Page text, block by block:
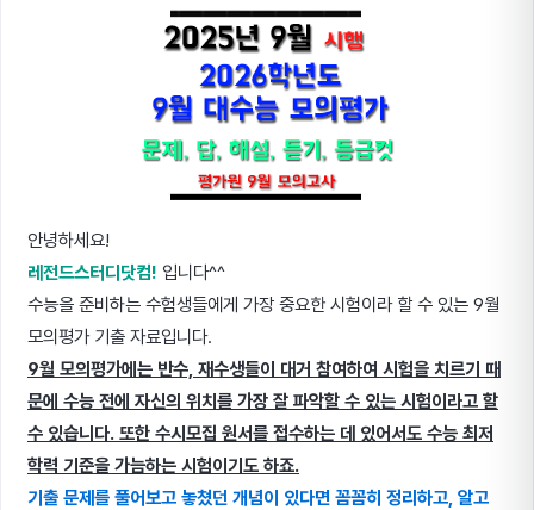
안녕하세요!
레전드스터디닷컴! 입니다^^
수능을 준비하는 수험생들에게 가장 중요한 시험이라 할 수 있는 9월
모의평가 기출 자료입니다.
9월 모의평가에는 반수, 재수생들이 대거 참여하여 시험을 치르기 때
문에 수능 전에 자신의 위치를 가장 잘 파악할 수 있는 시험이라고 할
수 있습니다. 또한 수시모집 원서를 접수하는 데 있어서도 수능 최저
학력 기준을 가늠하는 시험이기도 하죠.
기출 문제를 풀어보고 놓쳤던 개념이 있다면 꼼꼼히 정리하고, 알고